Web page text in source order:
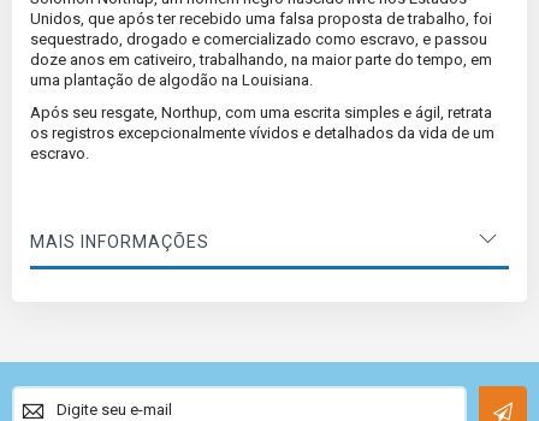
Unidos, que após ter recebido uma falsa proposta de trabalho, foi
sequestrado, drogado e comercializado como escravo, e passou
doze anos em cativeiro, trabalhando, na maior parte do tempo, em
uma plantação de algodão na Louisiana.
Após seu resgate, Northup, com uma escrita simples e ágil, retrata
os registros excepcionalmente vívidos e detalhados da vida de um
escravo.
MAIS INFORMAÇÕES
Sign
Up